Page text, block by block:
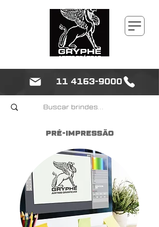
11 4163-9000
PRÉ-IMPRESSÃO